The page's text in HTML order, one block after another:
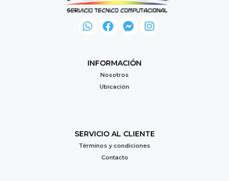
INFORMACIÓN
Nosotros
Ubicación
SERVICIO AL CLIENTE
Términos y condiciones
Contacto